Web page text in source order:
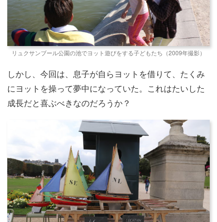
リュクサンブール公園の池でヨット遊びをする子どもたち（2009年撮影）
しかし、今回は、息子が自らヨットを借りて、たくみ
にヨットを操って夢中になっていた。これはたいした
成長だと喜ぶべきなのだろうか？